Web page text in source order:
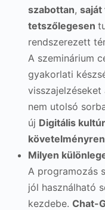
szabottan, saját
tetszőlegesen
rendszerezett
A szeminárium
gyakorlati
visszajelzéseket
nem utolsó
új Digitális
Milyen
A programozás
jól használható
kezdebe. Chat-